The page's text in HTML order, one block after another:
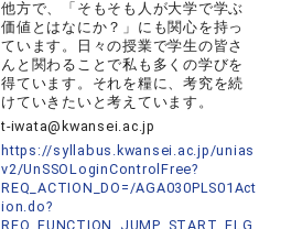
他方で、「そもそも人が大学で学ぶ
価値とはなにか？」にも関心を持っ
ています。日々の授業で学生の皆さ
んと関わることで私も多くの学びを
得ています。それを糧に、考究を続
けていきたいと考えています。
t-iwata@kwansei.ac.jp
https://syllabus.kwansei.ac.jp/unias
v2/UnSSOLoginControlFree?
REQ_ACTION_DO=/AGA030PLS01Act
ion.do?
REQ_FUNCTION_JUMP_START_FLG